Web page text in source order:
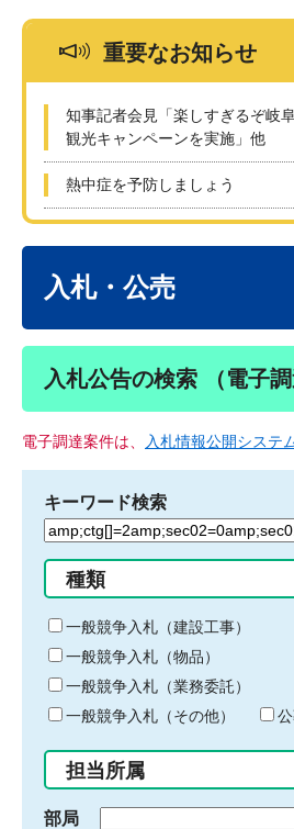
重要なお知らせ
知事記者会見「楽しすぎるぞ岐
観光キャンペーンを実施」他
熱中症を予防しましょう
入札・公売
入札公告の検索 （電子調
電子調達案件は、 入札情報公開システ
キーワード検索
検
る
キ
ー
ワ
ー
ド
入
力
種類
一般競争入札（建設工事）
一般競争入札（物品）
一般競争入札（業務委託）
一般競争入札（その他）
担当所属
部局